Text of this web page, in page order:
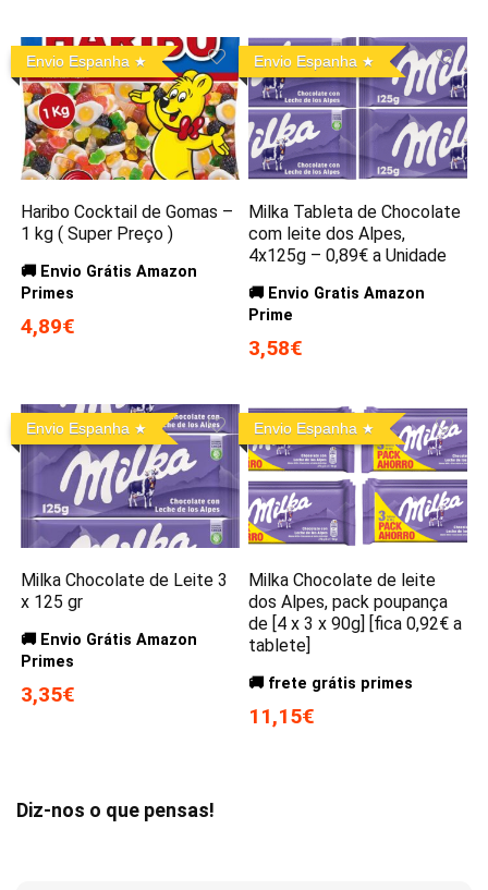
Envio Espanha
Haribo Cocktail de Gomas –
1 kg ( Super Preço )
🚚 Envio Grátis Amazon
Primes
4,89€
Envio Espanha
Milka Tableta de Chocolate
com leite dos Alpes,
4x125g – 0,89€ a Unidade
🚚 Envio Gratis Amazon
Prime
3,58€
Envio Espanha
Milka Chocolate de Leite 3
x 125 gr
🚚 Envio Grátis Amazon
Primes
3,35€
Envio Espanha
Milka Chocolate de leite
dos Alpes, pack poupança
de [4 x 3 x 90g] [fica 0,92€ a
tablete]
🚚 frete grátis primes
11,15€
Diz-nos o que pensas!